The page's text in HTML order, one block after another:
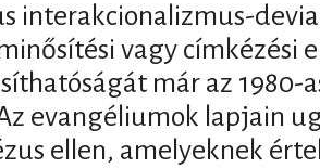
interakcionalizmus-
vagy címkézési
már az 1980-
evangéliumok lapjain
ellen, amelyeknek